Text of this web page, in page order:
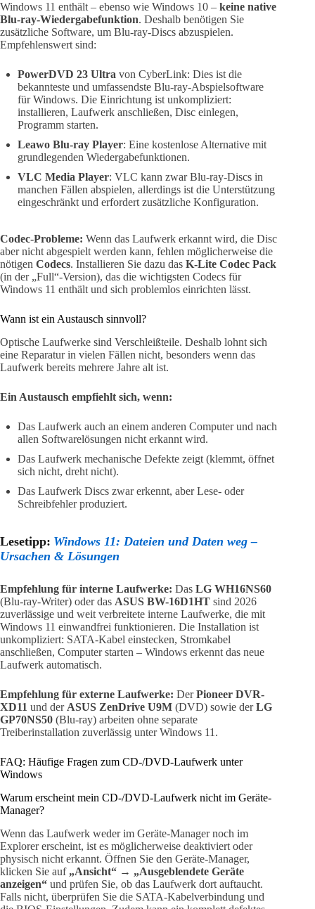
Windows 11 enthält – ebenso wie Windows 10 – keine native
Blu-ray-Wiedergabefunktion. Deshalb benötigen Sie
zusätzliche Software, um Blu-ray-Discs abzuspielen.
Empfehlenswert sind:
PowerDVD 23 Ultra von CyberLink: Dies ist die
bekannteste und umfassendste Blu-ray-Abspielsoftware
für Windows. Die Einrichtung ist unkompliziert:
installieren, Laufwerk anschließen, Disc einlegen,
Programm starten.
Leawo Blu-ray Player: Eine kostenlose Alternative mit
grundlegenden Wiedergabefunktionen.
VLC Media Player: VLC kann zwar Blu-ray-Discs in
manchen Fällen abspielen, allerdings ist die Unterstützung
eingeschränkt und erfordert zusätzliche Konfiguration.
Codec-Probleme: Wenn das Laufwerk erkannt wird, die Disc
aber nicht abgespielt werden kann, fehlen möglicherweise die
nötigen Codecs. Installieren Sie dazu das K-Lite Codec Pack
(in der „Full“-Version), das die wichtigsten Codecs für
Windows 11 enthält und sich problemlos einrichten lässt.
Wann ist ein Austausch sinnvoll?
Optische Laufwerke sind Verschleißteile. Deshalb lohnt sich
eine Reparatur in vielen Fällen nicht, besonders wenn das
Laufwerk bereits mehrere Jahre alt ist.
Ein Austausch empfiehlt sich, wenn:
Das Laufwerk auch an einem anderen Computer und nach
allen Softwarelösungen nicht erkannt wird.
Das Laufwerk mechanische Defekte zeigt (klemmt, öffnet
sich nicht, dreht nicht).
Das Laufwerk Discs zwar erkennt, aber Lese- oder
Schreibfehler produziert.
Lesetipp: Windows 11: Dateien und Daten weg –
Ursachen & Lösungen
Empfehlung für interne Laufwerke: Das LG WH16NS60
(Blu-ray-Writer) oder das ASUS BW-16D1HT sind 2026
zuverlässige und weit verbreitete interne Laufwerke, die mit
Windows 11 einwandfrei funktionieren. Die Installation ist
unkompliziert: SATA-Kabel einstecken, Stromkabel
anschließen, Computer starten – Windows erkennt das neue
Laufwerk automatisch.
Empfehlung für externe Laufwerke: DerPioneer DVR-
XD11 und der ASUS ZenDrive U9M (DVD) sowie derLG
GP70NS50 (Blu-ray) arbeiten ohne separate
Treiberinstallation zuverlässig unter Windows 11.
FAQ: Häufige Fragen zum CD-/DVD-Laufwerk unter
Windows
Warum erscheint mein CD-/DVD-Laufwerk nicht im Geräte-
Manager?
Wenn das Laufwerk weder im Geräte-Manager noch im
Explorer erscheint, ist es möglicherweise deaktiviert oder
physisch nicht erkannt. Öffnen Sie den Geräte-Manager,
klicken Sie auf „Ansicht“ → „Ausgeblendete Geräte
anzeigen“ und prüfen Sie, ob das Laufwerk dort auftaucht.
Falls nicht, überprüfen Sie die SATA-Kabelverbindung und